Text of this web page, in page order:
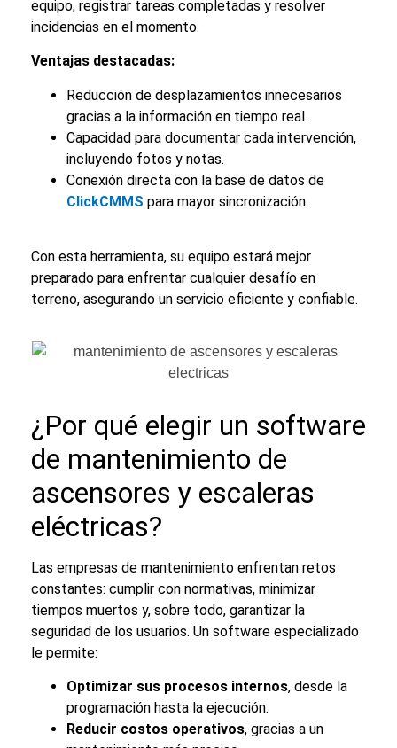
equipo, registrar tareas completadas y resolver
incidencias en el momento.
Ventajas destacadas:
Reducción de desplazamientos innecesarios
gracias a la información en tiempo real.
Capacidad para documentar cada intervención,
incluyendo fotos y notas.
Conexión directa con la base de datos de
ClickCMMS para mayor sincronización.
Con esta herramienta, su equipo estará mejor
preparado para enfrentar cualquier desafío en
terreno, asegurando un servicio eficiente y confiable.
¿Por qué elegir un software
de mantenimiento de
ascensores y escaleras
eléctricas?
Las empresas de mantenimiento enfrentan retos
constantes: cumplir con normativas, minimizar
tiempos muertos y, sobre todo, garantizar la
seguridad de los usuarios. Un software especializado
le permite:
Optimizar sus procesos internos, desde la
programación hasta la ejecución.
Reducir costos operativos, gracias a un